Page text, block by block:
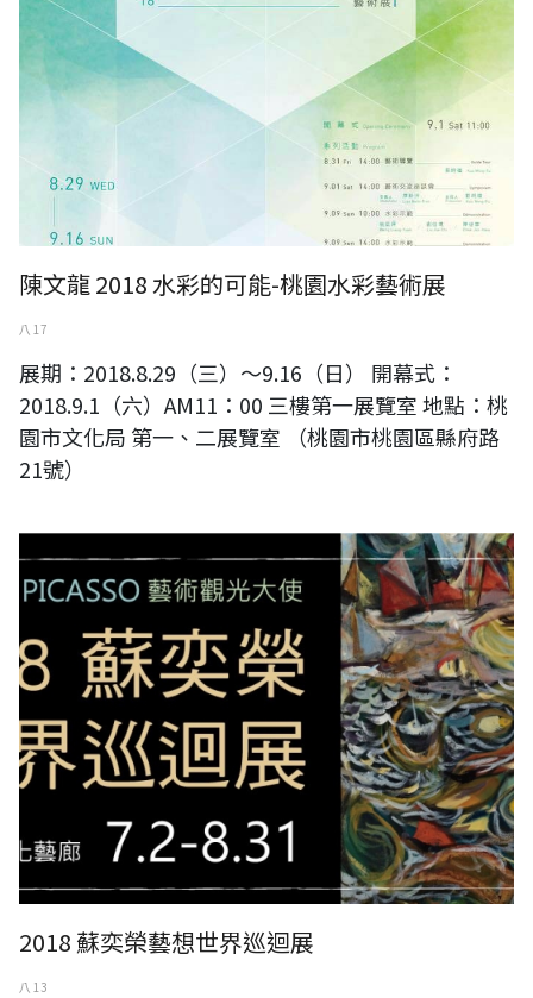
陳文龍 2018 水彩的可能-桃園水彩藝術展
八 17
展期：2018.8.29（三）～9.16（日） 開幕式：
2018.9.1（六）AM11：00 三樓第一展覽室 地點：桃
園市文化局 第一、二展覽室 （桃園市桃園區縣府路
21號）
2018 蘇奕榮藝想世界巡迴展
八 13